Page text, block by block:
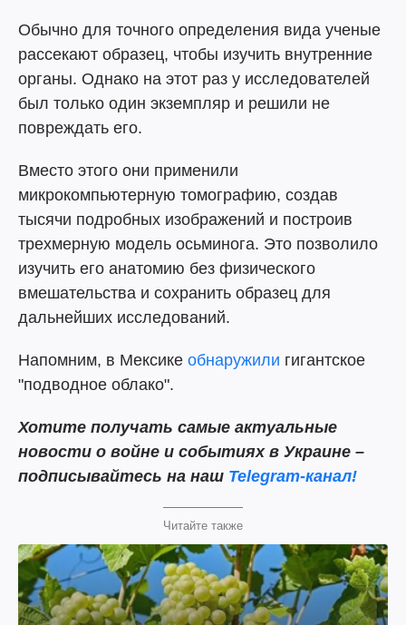
Обычно для точного определения вида ученые
рассекают образец, чтобы изучить внутренние
органы. Однако на этот раз у исследователей
был только один экземпляр и решили не
повреждать его.
Вместо этого они применили
микрокомпьютерную томографию, создав
тысячи подробных изображений и построив
трехмерную модель осьминога. Это позволило
изучить его анатомию без физического
вмешательства и сохранить образец для
дальнейших исследований.
Напомним, в Мексике обнаружили гигантское
"подводное облако".
Хотите получать самые актуальные
новости о войне и событиях в Украине –
подписывайтесь на наш Telegram-канал!
Читайте также